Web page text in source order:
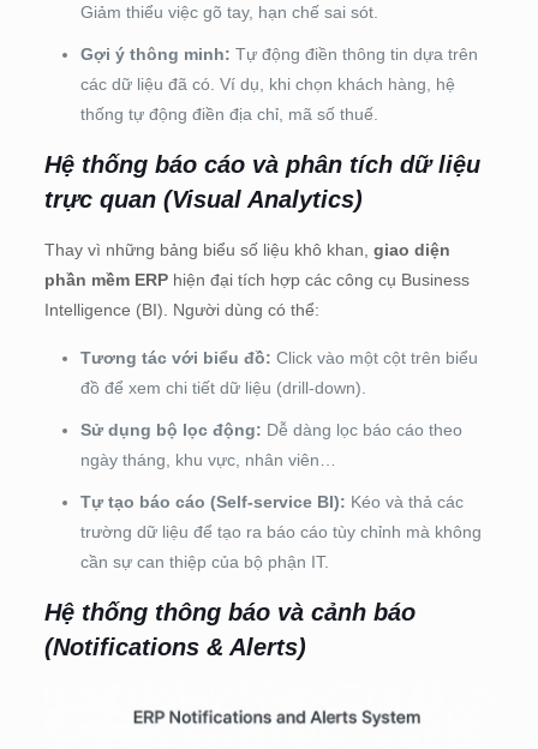
Giảm thiểu việc gõ tay, hạn chế sai sót.
Gợi ý thông minh: Tự động điền thông tin dựa trên
các dữ liệu đã có. Ví dụ, khi chọn khách hàng, hệ
thống tự động điền địa chỉ, mã số thuế.
Hệ thống báo cáo và phân tích dữ liệu
trực quan (Visual Analytics)
Thay vì những bảng biểu số liệu khô khan, giao diện
phần mềm ERPhiện đại tích hợp các công cụ Business
Intelligence (BI). Người dùng có thể:
Tương tác với biểu đồ: Click vào một cột trên biểu
đồ để xem chi tiết dữ liệu (drill-down).
Sử dụng bộ lọc động: Dễ dàng lọc báo cáo theo
ngày tháng, khu vực, nhân viên…
Tự tạo báo cáo (Self-service BI): Kéo và thả các
trường dữ liệu để tạo ra báo cáo tùy chỉnh mà không
cần sự can thiệp của bộ phận IT.
Hệ thống thông báo và cảnh báo
(Notifications & Alerts)